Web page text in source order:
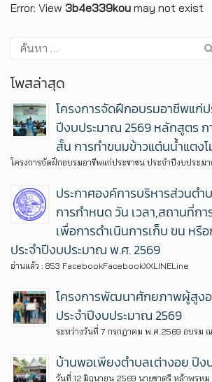
Error: View 3b4e339kou may not exist
โพสล่าสุด
โครงการจัดฝึกอบรมอาชีพแก่ป
ปีงบประมาณ 2569 หลักสูตร ก
สั้น การทำขนมข้าวแต๋นน้ำแตงโ
โครงการจัดฝึกอบรมอาชีพแก่ประชาชน ประจำปีงบประ
ประกาศองค์การบริหารส่วนตำ
การกำหนด วัน เวลา,สถานที่ก
เพื่อการดำเนินการเก็บ ขน ห
ประจำปีงบประมาณ พ.ศ. 2569
อ่านแล้ว : 853 FacebookFacebookXXLINELine
โครงการพัฒนาศักยภาพผู้สูงอ
ประจำปีงบประมาณ 2569
ระหว่างวันที่ 7 กรกฎาคม พ.ศ.2569 อบรม
บ้านพอเพียงตำบลเต่างอย ปีง
วันที่ 12 มิถุนายน 2569 นายชาตรี หล้าพรห